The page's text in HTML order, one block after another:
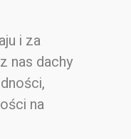
i za
nas dachy
na